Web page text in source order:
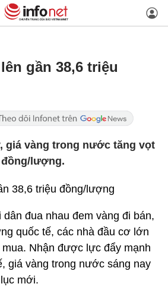
gần 38,6 triệu
giá vàng trong nước tăng vọt
đồng/lượng.
38,6 triệu đồng/lượng
đua nhau đem vàng đi bán,
quốc tế, các nhà đầu cơ lớn
Nhận được lực đẩy mạnh
giá vàng trong nước sáng nay
mới.